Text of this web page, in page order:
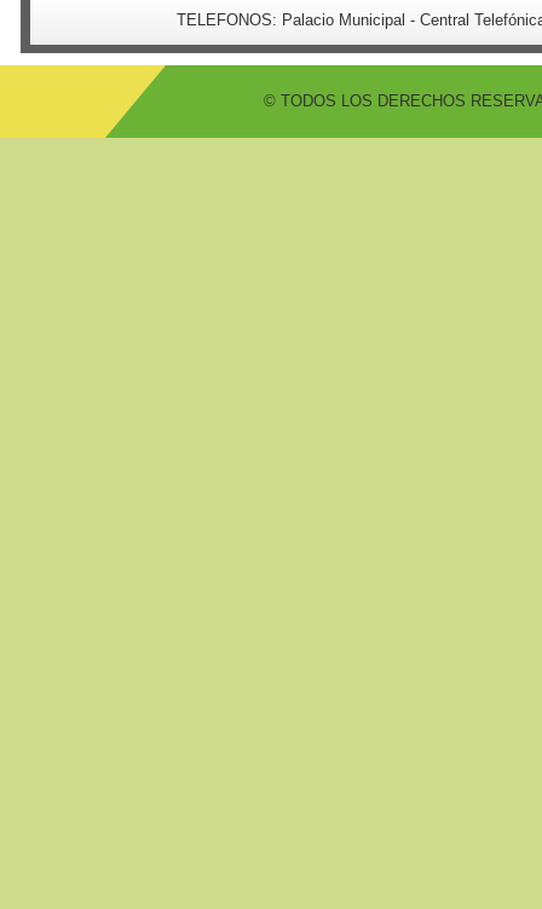
TELEFONOS: Palacio Municipal - Central
© TODOS LOS DERECHOS